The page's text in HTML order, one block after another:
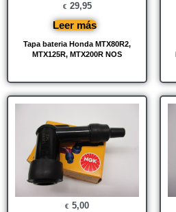
Tapa bateria Honda MTX80R2,
MTX125R, MTX200R NOS
€ 29,95
Leer más
€ 5,00